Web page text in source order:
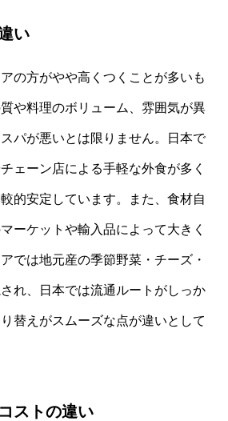
い
の方がやや高くつくことが多いも
や料理のボリューム、雰囲気が異
パが悪いとは限りません。日本で
ェーン店による手軽な外食が多く
的安定しています。また、食材自
ーケットや輸入品によって大きく
では地元産の季節野菜・チーズ・
れ、日本では流通ルートがしっか
替えがスムーズな点が違いとして
ストの違い